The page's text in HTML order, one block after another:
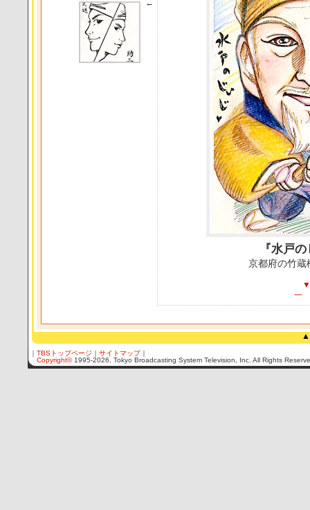
←
『水戸
京都府の竹蔵
▼
一
▲
｜ TBSトップページ ｜ サイトマップ｜
Copyright© 1995-2026, Tokyo Broadcasting System Television, Inc. All Rights